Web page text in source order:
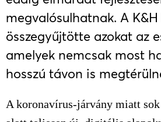
megvalósulhatnak. A
összegyűjtötte azokat az
amelyek nemcsak most
hosszú távon is
A koronavírus-járvány miatt